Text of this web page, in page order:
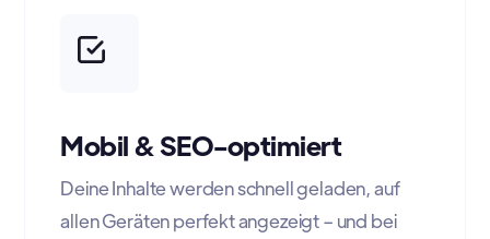
Mobil & SEO-optimiert
Deine Inhalte werden schnell geladen, auf
allen Geräten perfekt angezeigt – und bei